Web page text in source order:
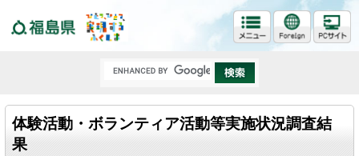
体験活動・ボランティア活動等実施状況調査結
果